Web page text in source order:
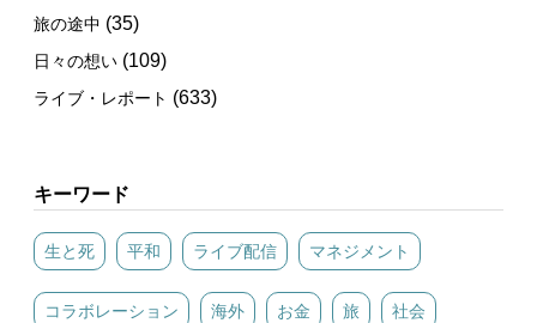
旅の途中 (35)
日々の想い (109)
ライブ・レポート (633)
キーワード
生と死 平和 ライブ配信 マネジメント
コラボレーション 海外 お金 旅 社会